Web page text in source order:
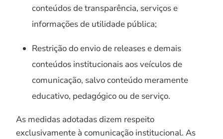
conteúdos de transparência, serviços e
informações de utilidade pública;
Restrição do envio de releases e demais
conteúdos institucionais aos veículos de
comunicação, salvo conteúdo meramente
educativo, pedagógico ou de serviço.
As medidas adotadas dizem respeito
exclusivamente à comunicação institucional. As